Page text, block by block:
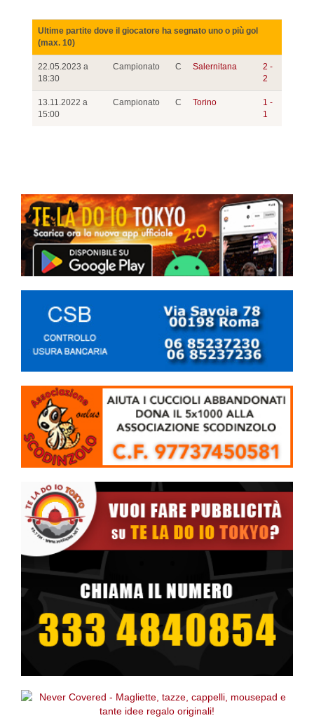
Ultime partite dove il giocatore ha segnato uno o più gol
(max. 10)
22.05.2023 a
18:30
Campionato C Salernitana
2 -
2
13.11.2022 a
15:00
Campionato C Torino
1 -
1